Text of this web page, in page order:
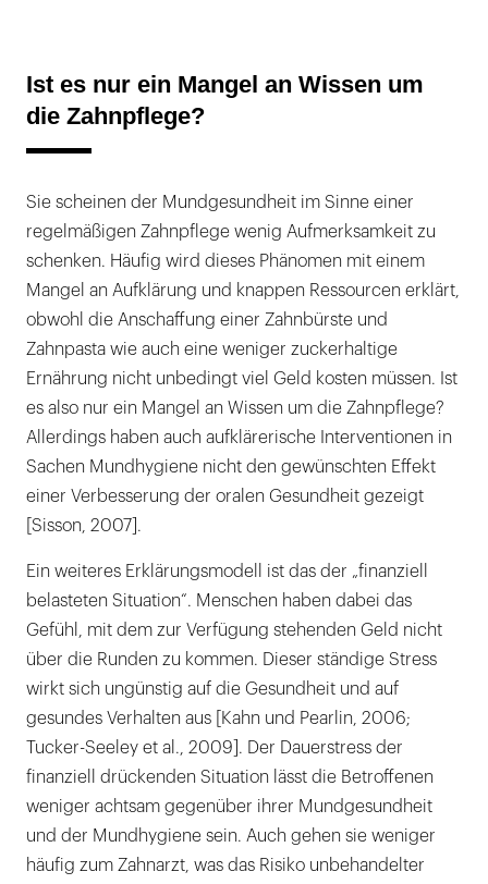
Ist es nur ein Mangel an Wissen um
die Zahnpflege?
Sie scheinen der Mundgesundheit im Sinne einer
regelmäßigen Zahnpflege wenig Aufmerksamkeit zu
schenken. Häufig wird dieses Phänomen mit einem
Mangel an Aufklärung und knappen Ressourcen erklärt,
obwohl die Anschaffung einer Zahnbürste und
Zahnpasta wie auch eine weniger zuckerhaltige
Ernährung nicht unbedingt viel Geld kosten müssen. Ist
es also nur ein Mangel an Wissen um die Zahnpflege?
Allerdings haben auch aufklärerische Interventionen in
Sachen Mundhygiene nicht den gewünschten Effekt
einer Verbesserung der oralen Gesundheit gezeigt
[Sisson, 2007].
Ein weiteres Erklärungsmodell ist das der „finanziell
belasteten Situation“. Menschen haben dabei das
Gefühl, mit dem zur Verfügung stehenden Geld nicht
über die Runden zu kommen. Dieser ständige Stress
wirkt sich ungünstig auf die Gesundheit und auf
gesundes Verhalten aus [Kahn und Pearlin, 2006;
Tucker-Seeley et al., 2009]. Der Dauerstress der
finanziell drückenden Situation lässt die Betroffenen
weniger achtsam gegenüber ihrer Mundgesundheit
und der Mundhygiene sein. Auch gehen sie weniger
häufig zum Zahnarzt, was das Risiko unbehandelter